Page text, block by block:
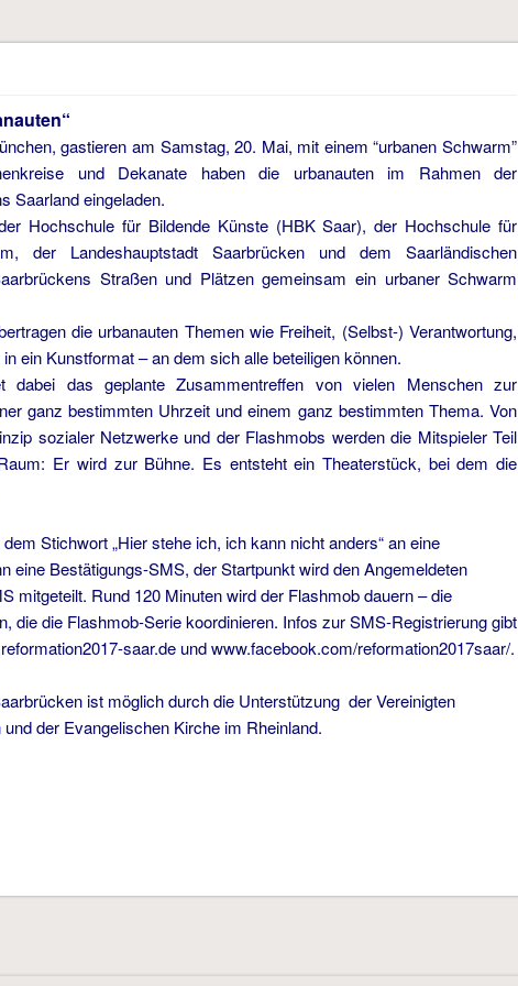
gastieren am Samstag, 20. Mai, mit einem “urbanen Schwarm”
und Dekanate haben die urbanauten im Rahmen der
Saarland eingeladen.
Hochschule für Bildende Künste (HBK Saar), der Hochschule für
der Landeshauptstadt Saarbrücken und dem Saarländischen
Straßen und Plätzen gemeinsam ein urbaner Schwarm
die urbanauten Themen wie Freiheit, (Selbst-) Verantwortung,
ein Kunstformat – an dem sich alle beteiligen können.
dabei das geplante Zusammentreffen von vielen Menschen zur
ganz bestimmten Uhrzeit und einem ganz bestimmten Thema. Von
sozialer Netzwerke und der Flashmobs werden die Mitspieler Teil
Er wird zur Bühne. Es entsteht ein Theaterstück, bei dem die
Stichwort „Hier stehe ich, ich kann nicht anders“ an eine
eine Bestätigungs-SMS, der Startpunkt wird den Angemeldeten
mitgeteilt. Rund 120 Minuten wird der Flashmob dauern – die
die die Flashmob-Serie koordinieren. Infos zur SMS-Registrierung gibt
saar.de und www.facebook.com/reformation2017saar/.
ist möglich durch die Unterstützung der Vereinigten
der Evangelischen Kirche im Rheinland.